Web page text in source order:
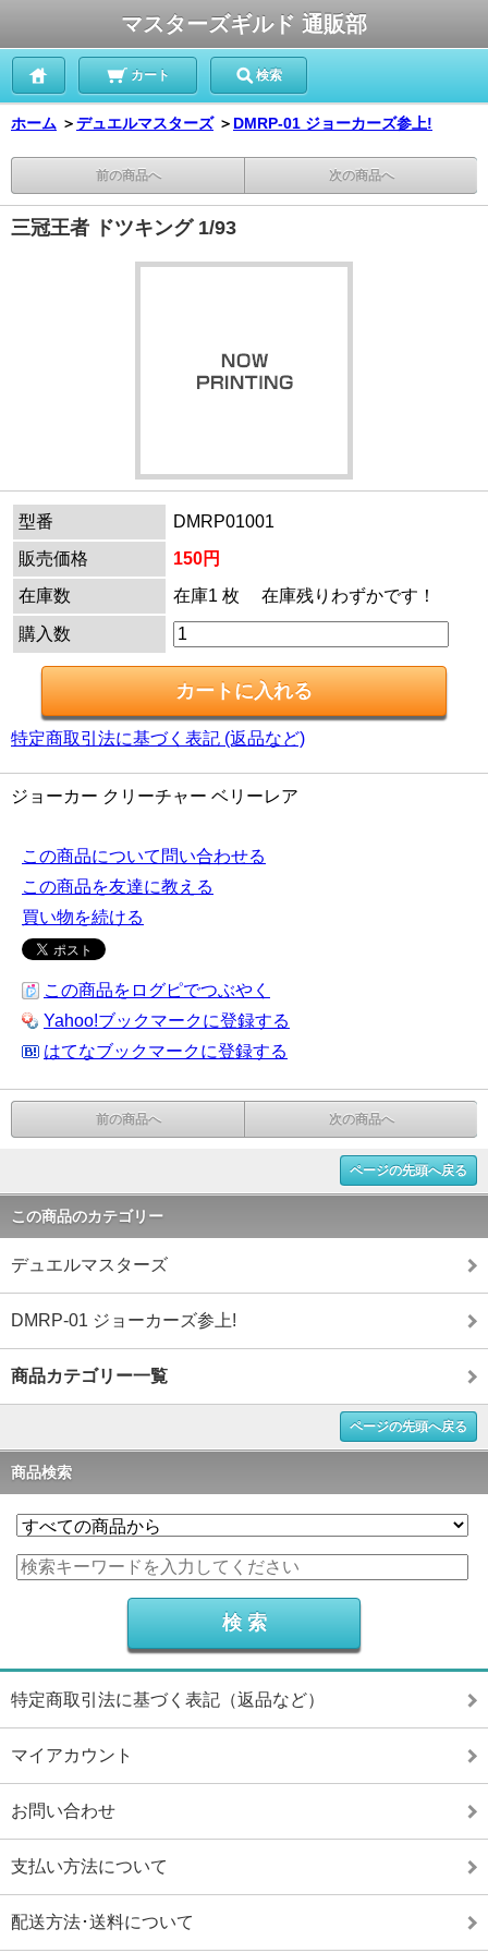
マスターズギルド 通販部
カート 検索
ホーム ＞デュエルマスターズ ＞ DMRP-01 ジョーカーズ参上!
前の商品へ 次の商品へ
三冠王者 ドツキング 1/93
型番
DMRP01001
販売価格
150円
在庫数
在庫1 枚 在庫残りわずかです！
購入数
特定商取引法に基づく表記 (返品など)
ジョーカー クリーチャー ベリーレア
この商品について問い合わせる
この商品を友達に教える
買い物を続ける
この商品をログピでつぶやく
Yahoo!ブックマークに登録する
はてなブックマークに登録する
前の商品へ 次の商品へ
ページの先頭へ戻る
この商品のカテゴリー
デュエルマスターズ
DMRP-01 ジョーカーズ参上!
商品カテゴリー一覧
ページの先頭へ戻る
商品検索
特定商取引法に基づく表記（返品など）
マイアカウント
お問い合わせ
支払い方法について
配送方法･送料について